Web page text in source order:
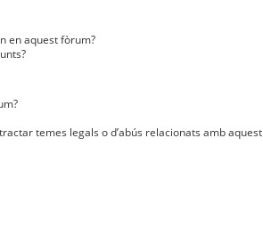
en aquest fòrum?
temes legals o d’abús relacionats amb aquest